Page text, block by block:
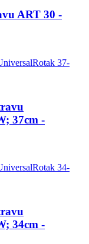
ART 30 -
37cm -
34cm -